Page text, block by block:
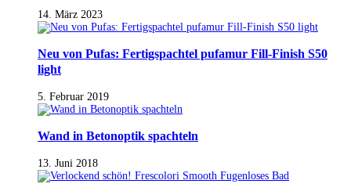
14. März 2023
Neu von Pufas: Fertigspachtel pufamur Fill-Finish S50
light
5. Februar 2019
Wand in Betonoptik spachteln
13. Juni 2018